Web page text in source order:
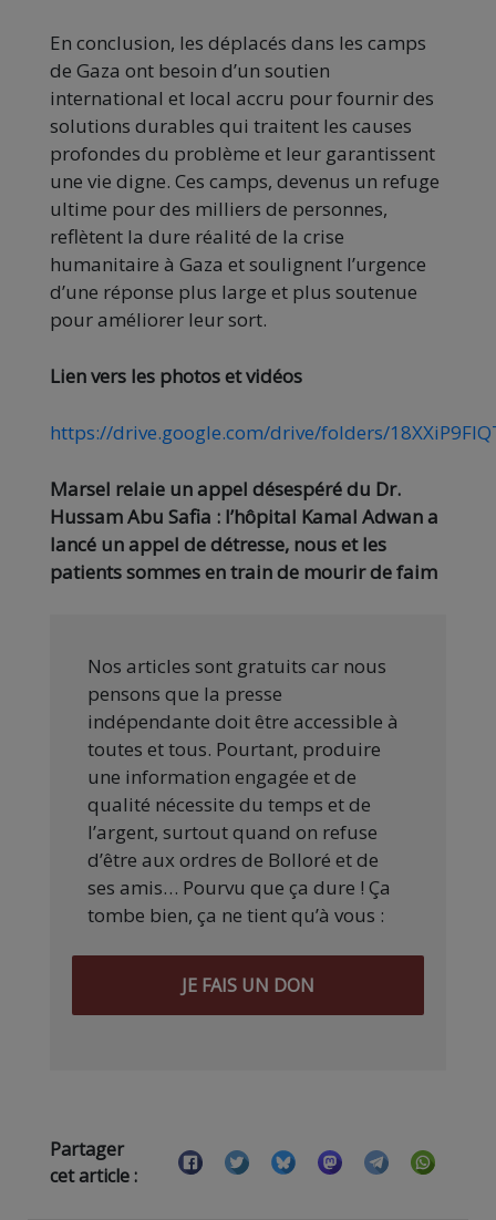
En conclusion, les déplacés dans les camps
de Gaza ont besoin d’un soutien
international et local accru pour fournir des
solutions durables qui traitent les causes
profondes du problème et leur garantissent
une vie digne. Ces camps, devenus un refuge
ultime pour des milliers de personnes,
reflètent la dure réalité de la crise
humanitaire à Gaza et soulignent l’urgence
d’une réponse plus large et plus soutenue
pour améliorer leur sort.
Lien vers les photos et vidéos
https://drive.google.com/drive/folders/
Marsel relaie un appel désespéré du Dr.
Hussam Abu Safia : l’hôpital Kamal Adwan a
lancé un appel de détresse, nous et les
patients sommes en train de mourir de faim
Nos articles sont gratuits car nous
pensons que la presse
indépendante doit être accessible à
toutes et tous. Pourtant, produire
une information engagée et de
qualité nécessite du temps et de
l’argent, surtout quand on refuse
d’être aux ordres de Bolloré et de
ses amis… Pourvu que ça dure ! Ça
tombe bien, ça ne tient qu’à vous :
JE FAIS UN DON
Partager
cet article :